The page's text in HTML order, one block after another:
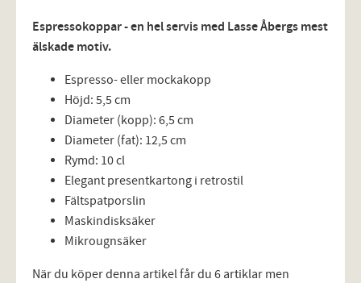
Espressokoppar - en hel servis med Lasse Åbergs mest
älskade motiv.
Espresso- eller mockakopp
Höjd: 5,5 cm
Diameter (kopp): 6,5 cm
Diameter (fat): 12,5 cm
Rymd: 10 cl
Elegant presentkartong i retrostil
Fältspatporslin
Maskindisksäker
Mikrougnsäker
När du köper denna artikel får du 6 artiklar men